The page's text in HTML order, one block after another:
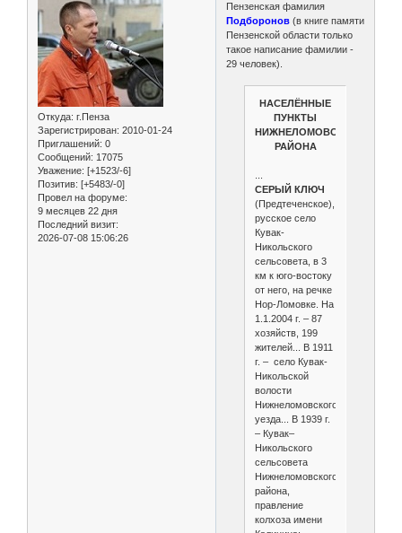
Откуда: г.Пенза
Зарегистрирован: 2010-01-24
Приглашений: 0
Сообщений: 17075
Уважение: [+1523/-6]
Позитив: [+5483/-0]
Провел на форуме:
9 месяцев 22 дня
Последний визит:
2026-07-08 15:06:26
Пензенская фамилия
Подборонов (в книге памяти
Пензенской области только
такое написание фамилии -
29 человек).
НАСЕЛЁННЫЕ
ПУНКТЫ
НИЖНЕЛОМОВСКОГО
РАЙОНА
СЕРЫЙ КЛЮЧ
(Предтеченское),
русское село
Кувак-
Никольского
сельсовета, в 3
км к юго-востоку
от него, на речке
Нор-Ломовке. На
1.1.2004 г. – 87
хозяйств, 199
жителей... В 1911
г. – село Кувак-
Никольской
волости
Нижнеломовского
уезда... В 1939 г.
– Кувак–
Никольского
сельсовета
Нижнеломовского
района,
правление
колхоза имени